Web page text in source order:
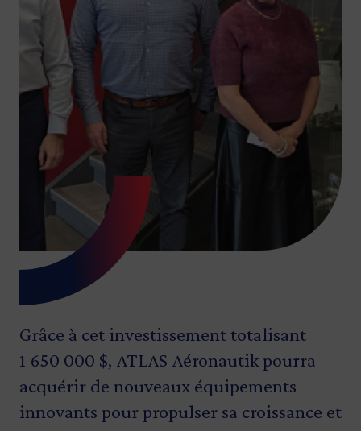
Grâce à cet investissement totalisant
1 650 000 $, ATLAS Aéronautik pourra
acquérir de nouveaux équipements
innovants pour propulser sa croissance et